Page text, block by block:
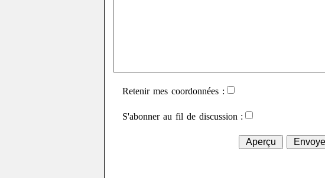
Retenir mes coordonnées :
S'abonner au fil de discussion :